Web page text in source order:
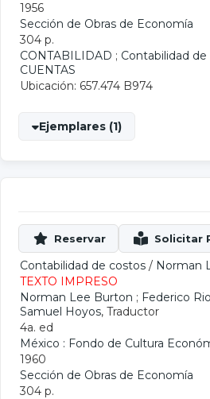
1956
Sección de Obras de Economía
304 p.
CONTABILIDAD ; Contabilidad
CUENTAS
Ubicación: 657.474 B974
Ejemplares (1)
Contabilidad de costos / Norman
TEXTO IMPRESO
Norman Lee Burton ; Federico
Samuel Hoyos, Traductor
4a. ed
México : Fondo de Cultura
1960
Sección de Obras de Economía
304 p.